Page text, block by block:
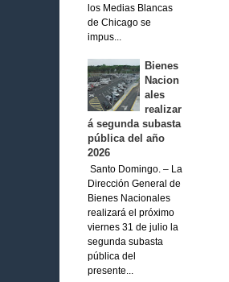
los Medias Blancas
de Chicago se
impus...
Bienes
Nacion
ales
realizar
á segunda subasta
pública del año
2026
Santo Domingo. – La
Dirección General de
Bienes Nacionales
realizará el próximo
viernes 31 de julio la
segunda subasta
pública del
presente...